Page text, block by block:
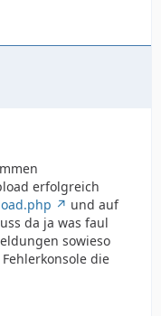
erfolgreich
und auf
da ja was faul
sowieso
die